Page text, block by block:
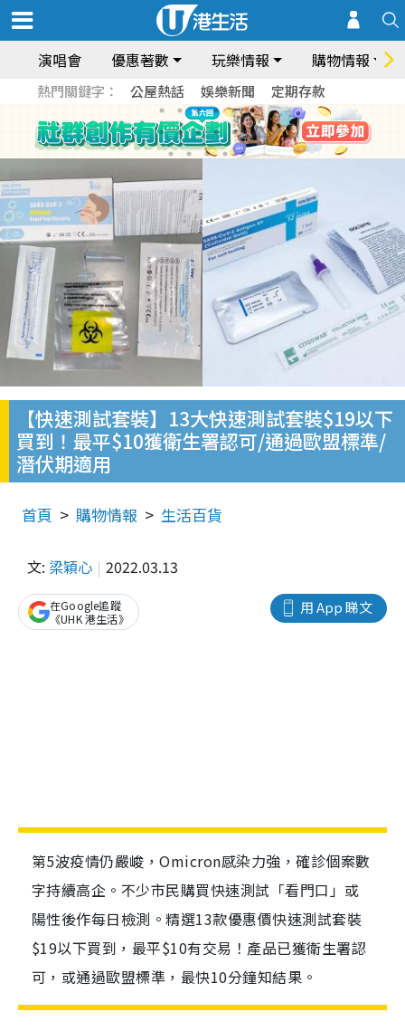
演唱會 優惠著數 玩樂情報 購物情報
熱門關鍵字： 公屋熱話 娛樂新聞 定期存款
【快速測試套裝】13大快速測試套裝$19以下
買到！最平$10獲衛生署認可/通過歐盟標準/
潛伏期適用
首頁 購物情報 生活百貨
文: 梁穎心 2022.03.13
用 App 睇文
在Google追蹤
《UHK 港生活》
第5波疫情仍嚴峻，Omicron感染力強，確診個案數
字持續高企。不少市民購買快速測試「看門口」或
陽性後作每日檢測。精選13款優惠價快速測試套裝
$19以下買到，最平$10有交易！產品已獲衛生署認
可，或通過歐盟標準，最快10分鐘知結果。